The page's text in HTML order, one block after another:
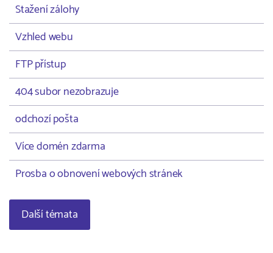
Stažení zálohy
Vzhled webu
FTP přístup
404 subor nezobrazuje
odchozí pošta
Více domén zdarma
Prosba o obnovení webových stránek
Další témata